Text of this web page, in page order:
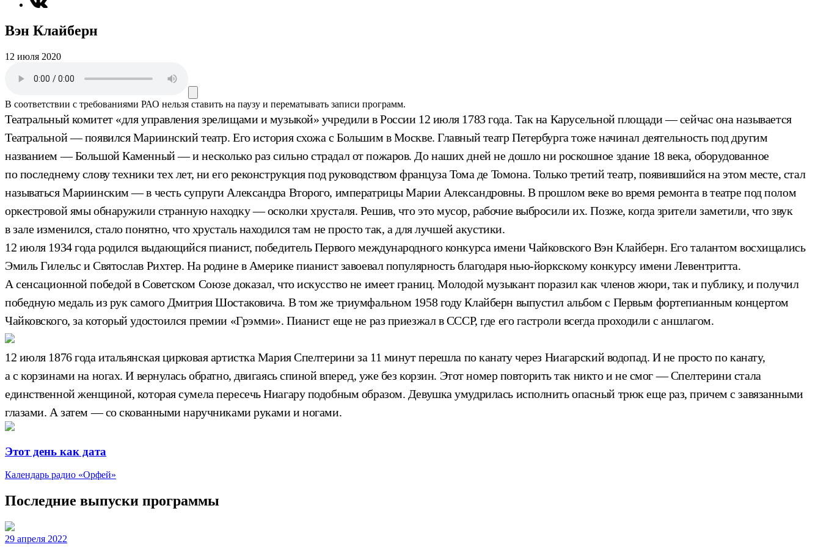
Вэн Клайберн
12 июля 2020
В соответствии с требованиями РАО нельзя ставить на паузу и перематывать записи программ.
Театральный комитет «для управления зрелищами и музыкой» учредили в России 12 июля 1783 года. Так на Карусельной площади — сейчас она называется
Театральной — появился Мариинский театр. Его история схожа с Большим в Москве. Главный театр Петербурга тоже начинал деятельность под другим
названием — Большой Каменный — и несколько раз сильно страдал от пожаров. До наших дней не дошло ни роскошное здание 18 века, оборудованное
по последнему слову техники тех лет, ни его реконструкция под руководством француза Тома де Томона. Только третий театр, появившийся на этом месте, стал
называться Мариинским — в честь супруги Александра Второго, императрицы Марии Александровны. В прошлом веке во время ремонта в театре под полом
оркестровой ямы обнаружили странную находку — осколки хрусталя. Решив, что это мусор, рабочие выбросили их. Позже, когда зрители заметили, что звук
в зале изменился, стало понятно, что хрусталь находился там не просто так, а для лучшей акустики.
12 июля 1934 года родился выдающийся пианист, победитель Первого международного конкурса имени Чайковского Вэн Клайберн. Его талантом восхищались
Эмиль Гилельс и Святослав Рихтер. На родине в Америке пианист завоевал популярность благодаря нью-йоркскому конкурсу имени Левентритта.
А сенсационной победой в Советском Союзе доказал, что искусство не имеет границ. Молодой музыкант поразил как членов жюри, так и публику, и получил
победную медаль из рук самого Дмитрия Шостаковича. В том же триумфальном 1958 году Клайберн выпустил альбом с Первым фортепианным концертом
Чайковского, за который удостоился премии «Грэмми». Пианист еще не раз приезжал в СССР, где его гастроли всегда проходили с аншлагом.
12 июля 1876 года итальянская цирковая артистка Мария Спелтерини за 11 минут перешла по канату через Ниагарский водопад. И не просто по канату,
а с корзинами на ногах. И вернулась обратно, двигаясь спиной вперед, уже без корзин. Этот номер повторить так никто и не смог — Спелтерини стала
единственной женщиной, которая сумела пересечь Ниагару подобным образом. Девушка умудрилась исполнить опасный трюк еще раз, причем с завязанными
глазами. А затем — со скованными наручниками руками и ногами.
Этот день как дата
Календарь радио «Орфей»
Последние выпуски программы
29 апреля 2022